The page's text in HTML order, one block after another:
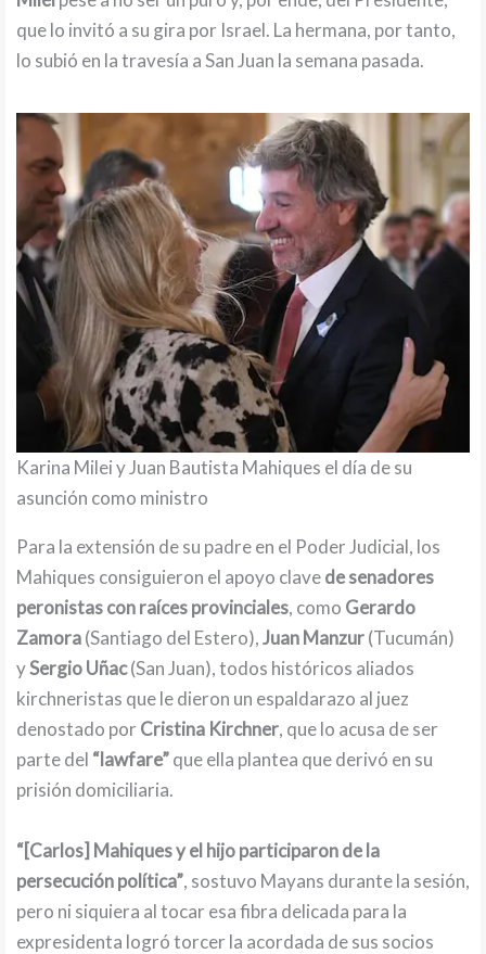
que lo invitó a su gira por Israel. La hermana, por tanto,
lo subió en la travesía a San Juan la semana pasada.
Karina Milei y Juan Bautista Mahiques el día de su
asunción como ministro
Para la extensión de su padre en el Poder Judicial, los
Mahiques consiguieron el apoyo clavede senadores
peronistas con raíces provinciales, como Gerardo
Zamora(Santiago del Estero),Juan Manzur(Tucumán)
ySergio Uñac(San Juan), todos históricos aliados
kirchneristas que le dieron un espaldarazo al juez
denostado por Cristina Kirchner, que lo acusa de ser
parte del “lawfare”que ella plantea que derivó en su
prisión domiciliaria.
“[Carlos] Mahiques y el hijo participaron de la
persecución política”, sostuvo Mayans durante la sesión,
pero ni siquiera al tocar esa fibra delicada para la
expresidenta logró torcer la acordada de sus socios